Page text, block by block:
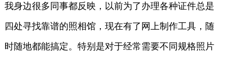
我身边很多同事都反映，以前为了办理各种证件总是
四处寻找靠谱的照相馆，现在有了网上制作工具，随
时随地都能搞定。特别是对于经常需要不同规格照片